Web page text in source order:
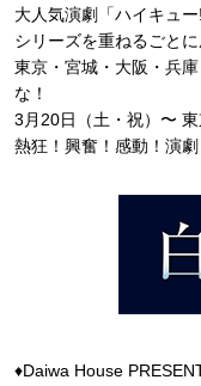
大人気演劇「ハイキュ
シリーズを重ねるごと
東京・宮城・大阪・兵
な！
3月20日（土・祝）〜 東
熱狂！興奮！感動！演
♦Daiwa House